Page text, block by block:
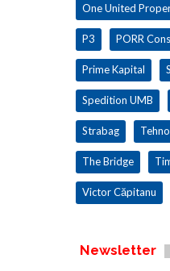
One United
P3 PORR
Prime Kapital
Spedition UMB
Strabag
The Bridge
Victor Căpitanu
Newsletter